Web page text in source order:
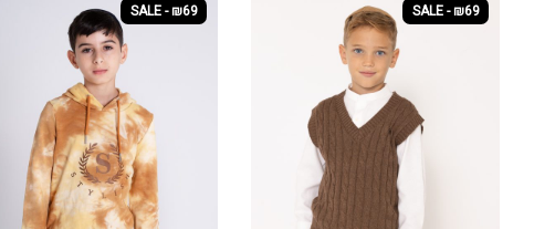
SALE - ₪69
SALE - ₪69